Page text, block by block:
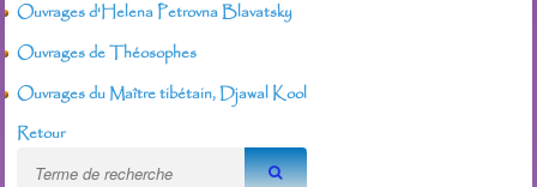
Ouvrages d'Helena Petrovna Blavatsky
Ouvrages de Théosophes
Ouvrages du Maître tibétain, Djawal Kool
Retour